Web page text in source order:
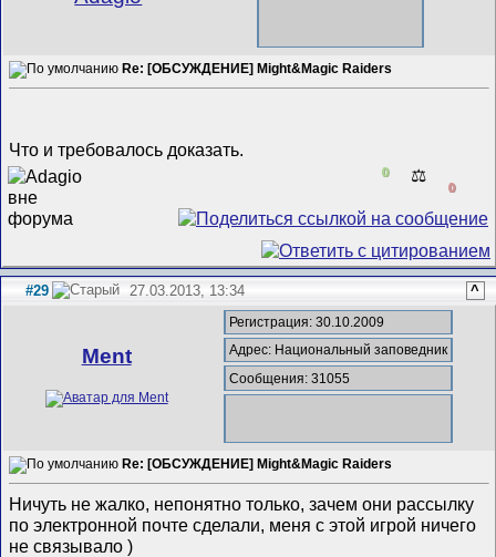
Re: [ОБСУЖДЕНИЕ] Might&Magic Raiders
Что и требовалось доказать.
0 ⚖️
0
#29 27.03.2013, 13:34 ^
Ment
Регистрация: 30.10.2009
Адрес: Национальный заповедник
Сообщения: 31055
Re: [ОБСУЖДЕНИЕ] Might&Magic Raiders
Ничуть не жалко, непонятно только, зачем они рассылку
по электронной почте сделали, меня с этой игрой ничего
не связывало )